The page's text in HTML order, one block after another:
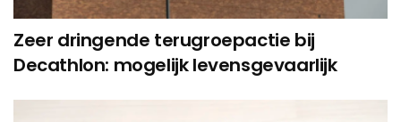
Zeer dringende terugroepactie bij
Decathlon: mogelijk levensgevaarlijk